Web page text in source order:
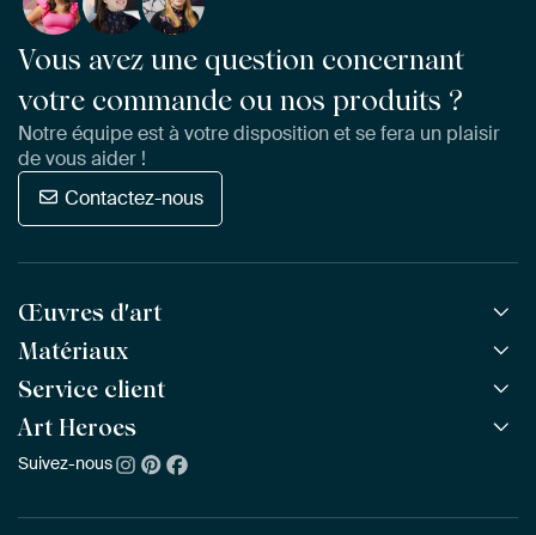
Vous avez une question concernant
votre commande ou nos produits ?
Notre équipe est à votre disposition et se fera un plaisir
de vous aider !
Contactez-nous
Œuvres d'art
Toutes les œuvres
Toutes les collections
Tous les artistes
Meilleures ventes
Matériaux
ArtFrame™ POPULAIRE
ArtFrame™ en bois
Toile
Service client
Questions fréquentes
Commander
Délai & Livraison
Art Heroes
À propos de nous
Suivez-nous